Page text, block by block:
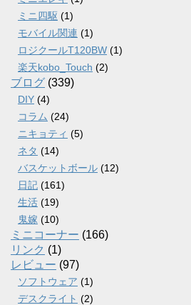
ミニ四駆 (1)
モバイル関連 (1)
ロジクールT120BW (1)
楽天kobo_Touch (2)
ブログ (339)
DIY (4)
コラム (24)
ニキョティ (5)
ネタ (14)
バスケットボール (12)
日記 (161)
生活 (19)
鬼嫁 (10)
ミニコーナー (166)
リンク (1)
レビュー (97)
ソフトウェア (1)
デスクライト (2)